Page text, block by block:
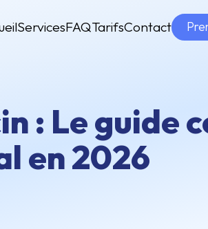
ServicesFAQTarifsContact
: Le guide
en 2026